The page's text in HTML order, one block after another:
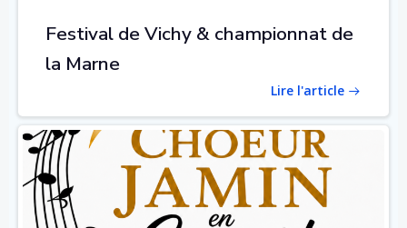
Festival de Vichy & championnat de
la Marne
Lire l'article